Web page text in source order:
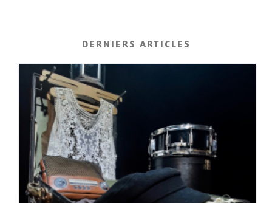
DERNIERS ARTICLES